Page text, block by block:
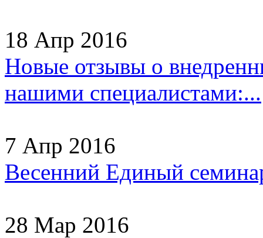
18 Апр 2016
Новые отзывы о
нашими специалистами:...
7 Апр 2016
Весенний Единый
28 Мар 2016